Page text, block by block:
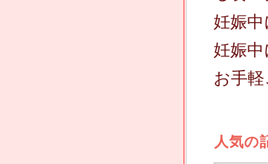
妊娠
妊娠
お手
人気の